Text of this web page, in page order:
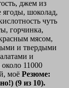
джем из
шоколад,
чуть
горчинка,
мясом,
и твердыми
и
11000
моё Резюме:
(9 из 10).